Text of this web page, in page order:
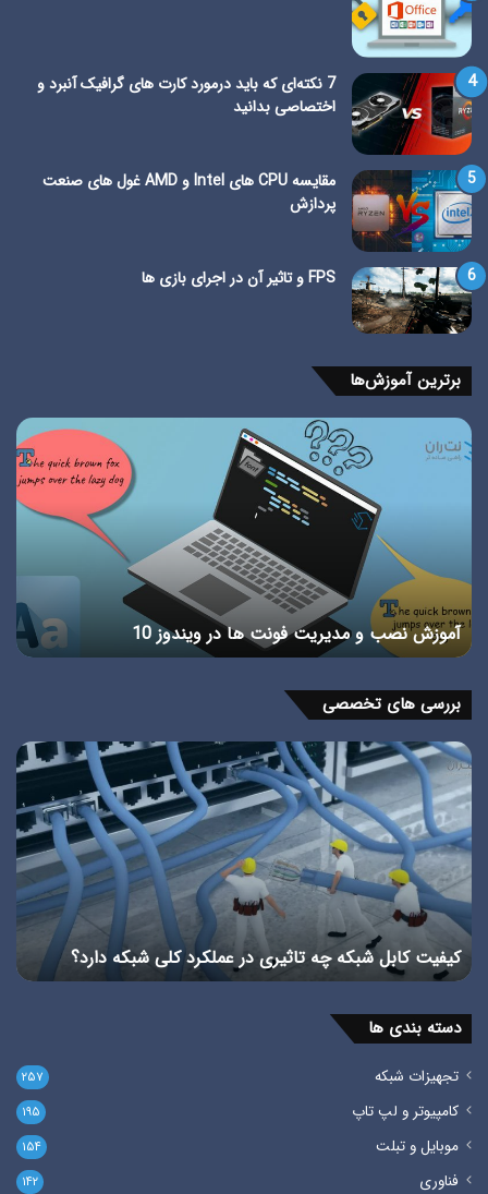
7 نکته‌ای که باید درمورد کارت های گرافیک آنبرد و
اختصاصی بدانید
مقایسه CPU های Intel و AMD غول های صنعت
پردازش
FPS و تاثیر آن در اجرای بازی ها
برترین آموزش‌ها
نصب
ویندوز
کمتر
از
5
+
ویدیو
آموزش نصب واتس اپ بر روی ویندوز در کمتر از 5 دقیقه +
ویدیو
بررسی های تخصصی
استاندارد
TIA
در
شبکه
را
بشناسیم
استاندارد TIA در شبکه را بشناسیم
دسته بندی ها
تجهیزات شبکه ۲۵۷
کامپیوتر و لپ تاپ ۱۹۵
موبایل و تبلت ۱۵۴
فناوری ۱۴۲